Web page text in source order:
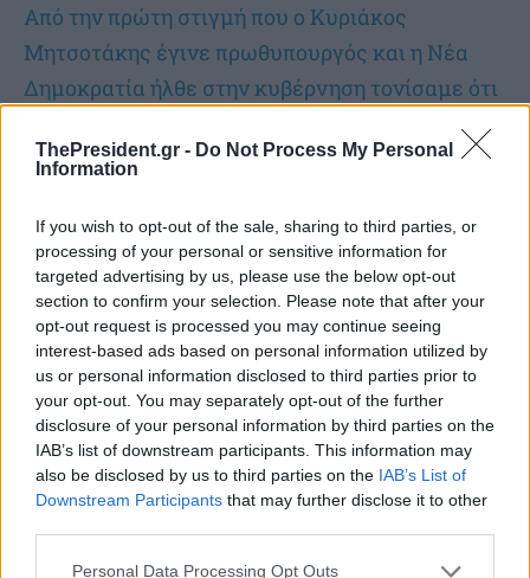
ThePresident.gr - Do Not Process My Personal
Information
If you wish to opt-out of the sale, sharing to third parties, or
processing of your personal or sensitive information for
targeted advertising by us, please use the below opt-out
section to confirm your selection. Please note that after your
opt-out request is processed you may continue seeing
interest-based ads based on personal information utilized by
us or personal information disclosed to third parties prior to
your opt-out. You may separately opt-out of the further
disclosure of your personal information by third parties on the
IAB’s list of downstream participants. This information may
also be disclosed by us to third parties on the IAB’s List of
Downstream Participants that may further disclose it to other
Personal Data Processing Opt Outs
Από την πρώτη στιγμή που ο Κυριάκος
Μητσοτάκης έγινε πρωθυπουργός και η Νέα
Δημοκρατία ήλθε στην κυβέρνηση τονίσαμε ότι
Σύμμαχός μας ήταν και είναι η κοινωνία.
Γράφει Κώστας Κατσαφάδος